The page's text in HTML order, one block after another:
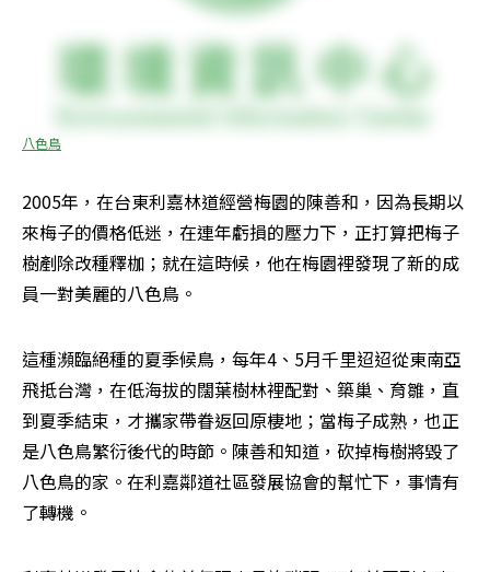
八色鳥
2005年，在台東利嘉林道經營梅園的陳善和，因為長期以
來梅子的價格低迷，在連年虧損的壓力下，正打算把梅子
樹剷除改種釋枷；就在這時候，他在梅園裡發現了新的成
員――一對美麗的八色鳥。
這種瀕臨絕種的夏季候鳥，每年4、5月千里迢迢從東南亞
飛抵台灣，在低海拔的闊葉樹林裡配對、築巢、育雛，直
到夏季結束，才攜家帶眷返回原棲地；當梅子成熟，也正
是八色鳥繁衍後代的時節。陳善和知道，砍掉梅樹將毀了
八色鳥的家。在利嘉鄰道社區發展協會的幫忙下，事情有
了轉機。